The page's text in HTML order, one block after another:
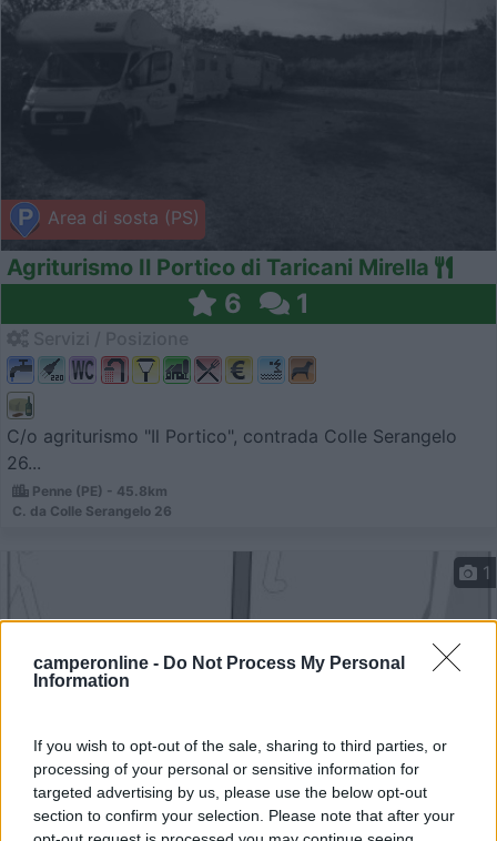
camperonline - Do Not Process My Personal
Information
If you wish to opt-out of the sale, sharing to third parties, or
processing of your personal or sensitive information for
targeted advertising by us, please use the below opt-out
section to confirm your selection. Please note that after your
Area di sosta (PS)
Agriturismo Il Portico di Taricani Mirella
6 1
C/o agriturismo "Il Portico", contrada Colle Serangelo
26...
Penne (PE) - 45.8km
C. da Colle Serangelo 26
1